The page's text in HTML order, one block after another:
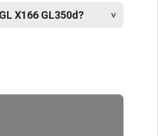
X166 GL350d?